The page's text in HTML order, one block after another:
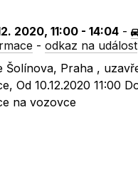
2020, 11:00 - 14:04 -
-odkaz na událost
Šolínova, Praha ,
Od 10.12.2020 11:00
na vozovce